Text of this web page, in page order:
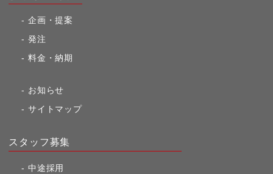
企画・提案
発注
料金・納期
お知らせ
サイトマップ
スタッフ募集
中途採用